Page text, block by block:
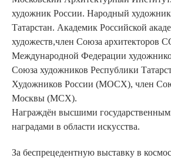
художник России. Народный
Татарстан. Академик Российской
художеств,член Союза архитекторов
Международной Федерации
Союза художников Республики
Художников России (МОСХ), член
Москвы (МСХ).
Награждён высшими
наградами в области искусства.
За беспрецедентную выставку в